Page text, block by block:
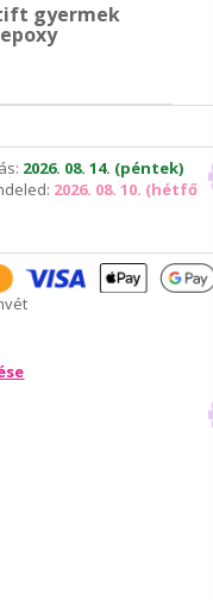
gyermek
2026. 08. 14. (péntek)
2026. 08. 10. (hétfő